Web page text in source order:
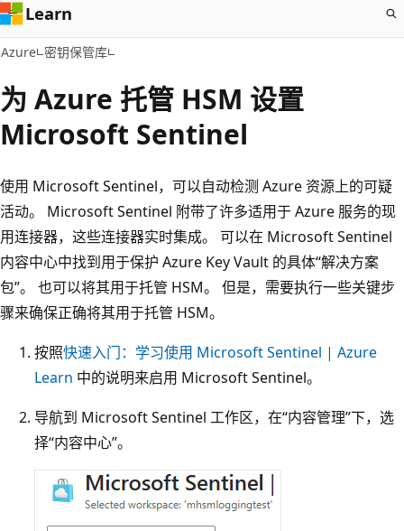
Learn
Azure 密钥保管库
为 Azure 托管 HSM 设置
Microsoft Sentinel
使用 Microsoft Sentinel，可以自动检测 Azure 资源上的可疑
活动。 Microsoft Sentinel 附带了许多适用于 Azure 服务的现
用连接器，这些连接器实时集成。 可以在 Microsoft Sentinel
内容中心中找到用于保护 Azure Key Vault 的具体“解决方案
包”。 也可以将其用于托管 HSM。 但是，需要执行一些关键步
骤来确保正确将其用于托管 HSM。
按照快速入门：学习使用 Microsoft Sentinel | Azure
Learn 中的说明来启用 Microsoft Sentinel。
导航到 Microsoft Sentinel 工作区，在“内容管理”下，选
择“内容中心”。